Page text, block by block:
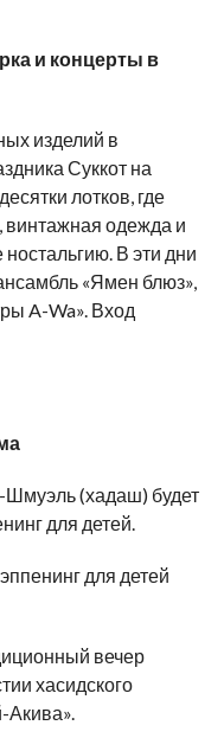
и концерты в
изделий в
Суккот на
лотков, где
винтажная одежда и
В эти дни
«Ямен блюз»,
A-Wa». Вход
Шмуэль (хадаш) будет
для детей.
для детей
вечер
хасидского
Акива».